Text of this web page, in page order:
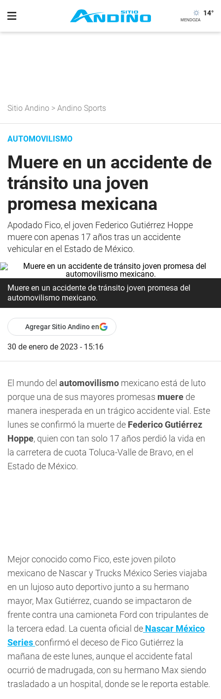
14°
Sitio Andino > Andino Sports
AUTOMOVILISMO
Muere en un accidente de
tránsito una joven
promesa mexicana
Apodado Fico, el joven Federico Gutiérrez Hoppe
muere con apenas 17 años tras un accidente
vehicular en el Estado de México.
Muere en un accidente de tránsito joven promesa del
automovilismo mexicano.
Agregar Sitio Andino en
30 de enero de 2023 - 15:16
El mundo del automovilismo mexicano está de luto
porque una de sus mayores promesas muere de
manera inesperada en un trágico accidente vial. Este
lunes se confirmó la muerte de Federico Gutiérrez
Hoppe, quien con tan solo 17 años perdió la vida en
la carretera de cuota Toluca-Valle de Bravo, en el
Estado de México.
Mejor conocido como Fico, este joven piloto
mexicano de Nascar y Trucks México Series viajaba
en un lujoso auto deportivo junto a su hermano
mayor, Max Gutiérrez, cuando se impactaron de
frente contra una camioneta Ford con tripulantes de
la tercera edad. La cuenta oficial de Nascar México
Seriesconfirmó el deceso de Fico Gutiérrez la
mañana de este lunes, aunque el accidente fatal
ocurrió de madrugada, con su hermano Max siendo
trasladado a un hospital, donde se le reporta estable.